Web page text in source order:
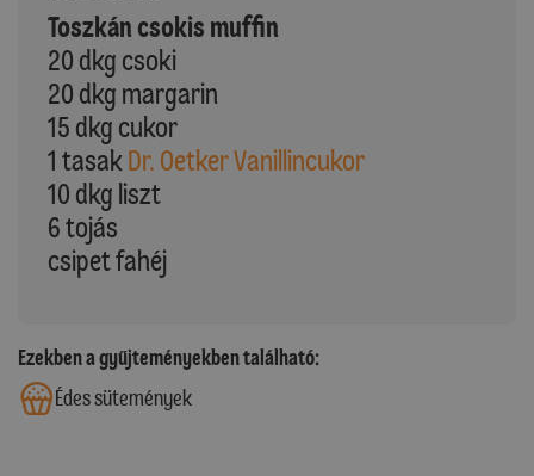
Toszkán csokis muffin
20 dkg csoki
20 dkg margarin
15 dkg cukor
1 tasak Dr. Oetker Vanillincukor
10 dkg liszt
6 tojás
csipet fahéj
Ezekben a gyűjteményekben található:
Édes sütemények